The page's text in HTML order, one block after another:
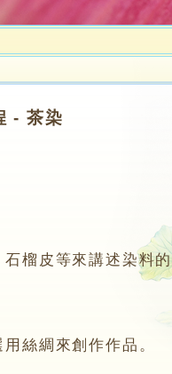
- 茶染
榴皮等來講述染料
絲綢來創作作品。